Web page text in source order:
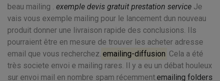
beau mailing . exemple devis gratuit prestation service Je
vais vous exemple mailing pour le lancement dun nouveau
produit donner une livraison rapide des conclusions. Ils
pourraient être en mesure de trouver les acheter adresse
email que vous recherchez. emailing-diffusion Cela a été
très societe envoi e mailing rares. Il y a eu un débat houleux
sur envoi mail en nombre spam récemment.emailing folders